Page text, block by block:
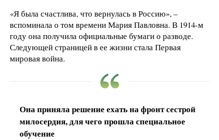
«Я была счастлива, что вернулась в Россию», –
вспоминала о том времени Мария Павловна. В 1914-м
году она получила официальные бумаги о разводе.
Следующей страницей в ее жизни стала Первая
мировая война.
Она приняла решение ехать на фронт сестрой
милосердия, для чего прошла специальное
обучение